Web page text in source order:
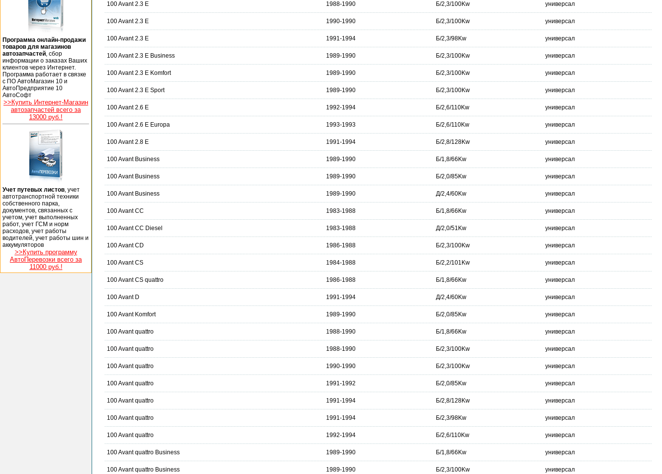
Программа онлайн-продажи
товаров для магазинов
автозапчастей , сбор
информации о заказах Ваших
клиентов через Интернет.
Программа работает в связке
с ПО АвтоМагазин 10 и
АвтоПредприятие 10
АвтоСофт
>>Купить Интернет-Магазин
автозапчастей всего за
13000 руб.!
Учет путевых листов , учет
автотранспортной техники
собственного парка,
документов, связанных с
учетом, учет выполненных
работ, учет ГСМ и норм
расходов, учет работы
водителей, учет работы шин и
аккумуляторов
>>Купить программу
АвтоПеревозки всего за
11000 руб.!
100 Avant 2.3 E 1988-1990 Б/2,3/100Kw универсал
100 Avant 2.3 E 1990-1990 Б/2,3/100Kw универсал
100 Avant 2.3 E 1991-1994 Б/2,3/98Kw универсал
100 Avant 2.3 E Business 1989-1990 Б/2,3/100Kw универсал
100 Avant 2.3 E Komfort 1989-1990 Б/2,3/100Kw универсал
100 Avant 2.3 E Sport 1989-1990 Б/2,3/100Kw универсал
100 Avant 2.6 E 1992-1994 Б/2,6/110Kw универсал
100 Avant 2.6 E Europa 1993-1993 Б/2,6/110Kw универсал
100 Avant 2.8 E 1991-1994 Б/2,8/128Kw универсал
100 Avant Business 1989-1990 Б/1,8/66Kw универсал
100 Avant Business 1989-1990 Б/2,0/85Kw универсал
100 Avant Business 1989-1990 Д/2,4/60Kw универсал
100 Avant CC 1983-1988 Б/1,8/66Kw универсал
100 Avant CC Diesel 1983-1988 Д/2,0/51Kw универсал
100 Avant CD 1986-1988 Б/2,3/100Kw универсал
100 Avant CS 1984-1988 Б/2,2/101Kw универсал
100 Avant CS quattro 1986-1988 Б/1,8/66Kw универсал
100 Avant D 1991-1994 Д/2,4/60Kw универсал
100 Avant Komfort 1989-1990 Б/2,0/85Kw универсал
100 Avant quattro 1988-1990 Б/1,8/66Kw универсал
100 Avant quattro 1988-1990 Б/2,3/100Kw универсал
100 Avant quattro 1990-1990 Б/2,3/100Kw универсал
100 Avant quattro 1991-1992 Б/2,0/85Kw универсал
100 Avant quattro 1991-1994 Б/2,8/128Kw универсал
100 Avant quattro 1991-1994 Б/2,3/98Kw универсал
100 Avant quattro 1992-1994 Б/2,6/110Kw универсал
100 Avant quattro Business 1989-1990 Б/1,8/66Kw универсал
100 Avant quattro Business 1989-1990 Б/2,3/100Kw универсал